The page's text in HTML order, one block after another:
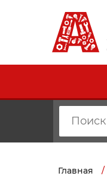
Главная /